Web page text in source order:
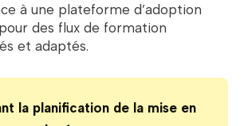
à une plateforme d’adoption
des flux de formation
et adaptés.
la planification de la mise en